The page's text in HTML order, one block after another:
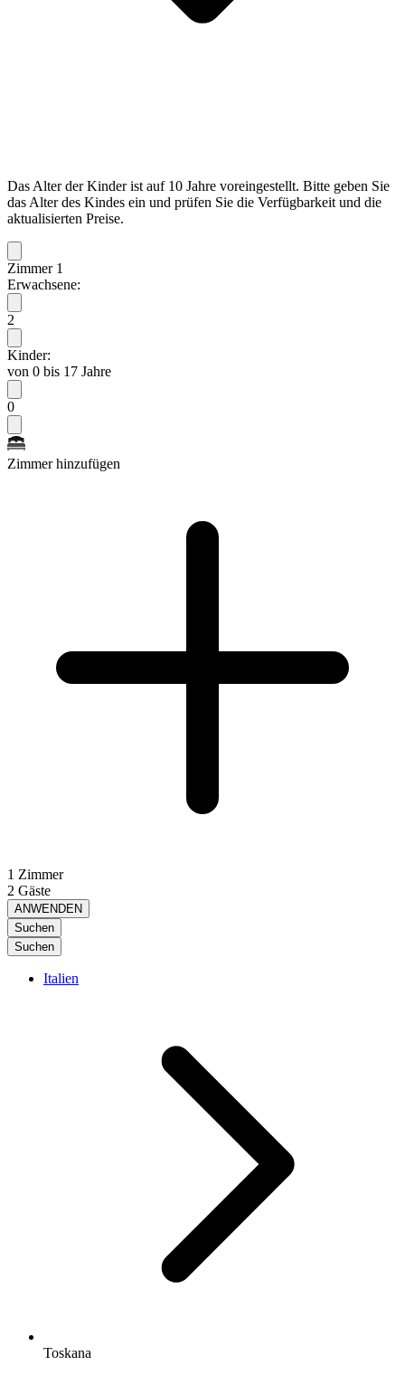
Das Alter der Kinder ist auf 10 Jahre voreingestellt. Bitte geben Sie
das Alter des Kindes ein und prüfen Sie die Verfügbarkeit und die
aktualisierten Preise.
Zimmer 1
Erwachsene:
2
Kinder:
von 0 bis 17 Jahre
0
Zimmer hinzufügen
1 Zimmer
2 Gäste
ANWENDEN
Suchen
Suchen
Italien
Toskana